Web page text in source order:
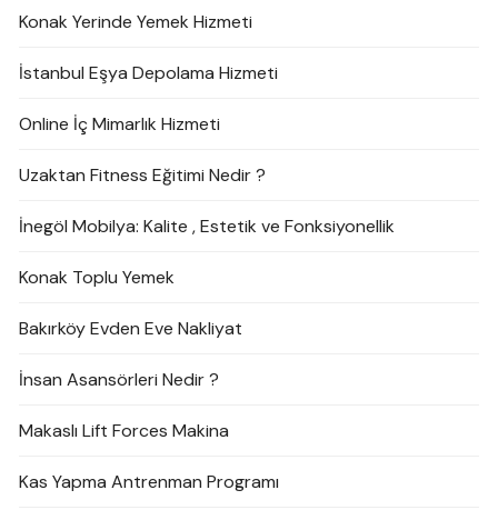
Konak Yerinde Yemek Hizmeti
İstanbul Eşya Depolama Hizmeti
Online İç Mimarlık Hizmeti
Uzaktan Fitness Eğitimi Nedir ?
İnegöl Mobilya: Kalite , Estetik ve Fonksiyonellik
Konak Toplu Yemek
Bakırköy Evden Eve Nakliyat
İnsan Asansörleri Nedir ?
Makaslı Lift Forces Makina
Kas Yapma Antrenman Programı